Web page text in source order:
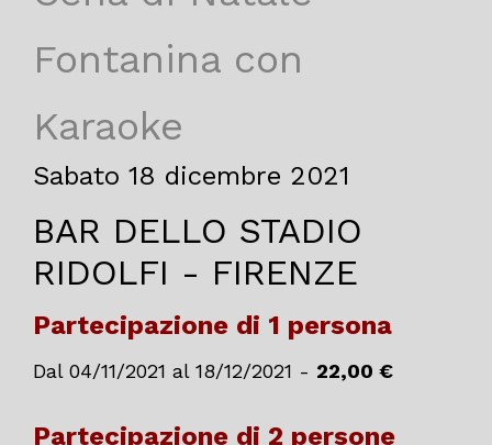
Fontanina con
Karaoke
Sabato 18 dicembre 2021
BAR DELLO STADIO
RIDOLFI - FIRENZE
Partecipazione di 1 persona
Dal 04/11/2021 al 18/12/2021 - 22,00 €
Partecipazione di 2 persone